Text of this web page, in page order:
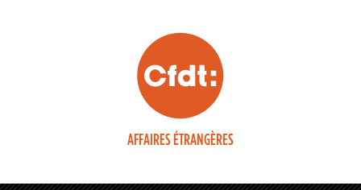
AFFAIRES ÉTRANGÈRES